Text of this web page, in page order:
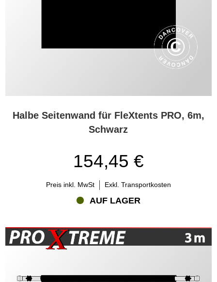
Halbe Seitenwand für FleXtents PRO, 6m,
Schwarz
154,45 €
Preis inkl. MwSt Exkl. Transportkosten
AUF LAGER